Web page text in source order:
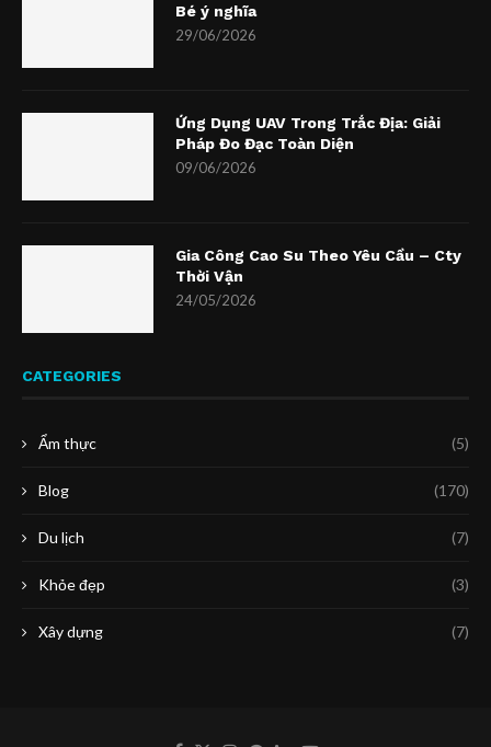
Bé ý nghĩa
29/06/2026
Ứng Dụng UAV Trong Trắc Địa: Giải
Pháp Đo Đạc Toàn Diện
09/06/2026
Gia Công Cao Su Theo Yêu Cầu – Cty
Thời Vận
24/05/2026
CATEGORIES
Ẩm thực (5)
Blog (170)
Du lịch (7)
Khỏe đẹp (3)
Xây dựng (7)